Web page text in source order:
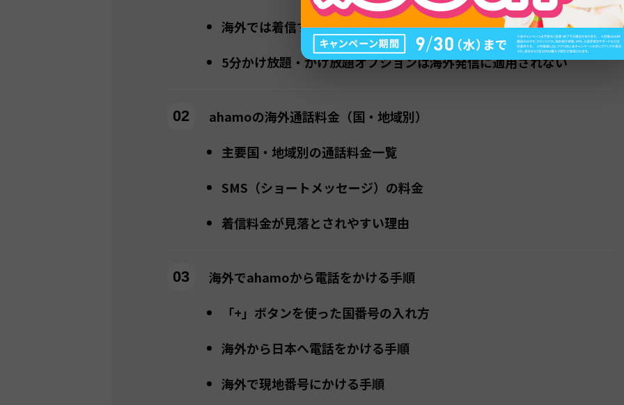
海外では着信するだけでも料金が発生する
5分かけ放題・かけ放題オプションは海外発信に適用されない
ahamoの海外通話料金（国・地域別）
主要国・地域別の通話料金一覧
SMS（ショートメッセージ）の料金
着信料金が見落とされやすい理由
海外でahamoから電話をかける手順
「+」ボタンを使った国番号の入れ方
海外から日本へ電話をかける手順
海外で現地番号にかける手順